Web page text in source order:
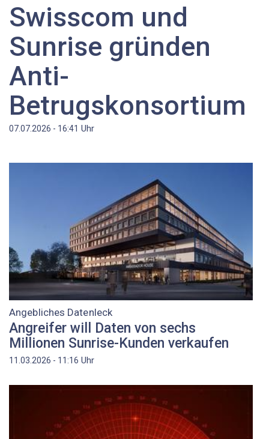
Swisscom und
Sunrise gründen
Anti-
Betrugskonsortium
07.07.2026 - 16:41 Uhr
Angebliches Datenleck
Angreifer will Daten von sechs
Millionen Sunrise-Kunden verkaufen
11.03.2026 - 11:16 Uhr